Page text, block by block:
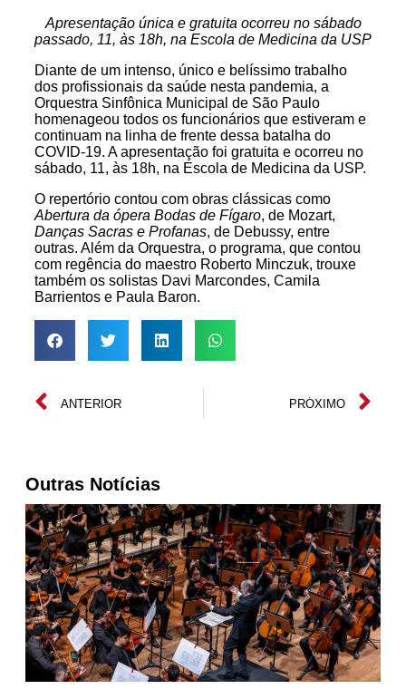
Apresentação única e gratuita ocorreu no sábado
passado, 11, às 18h, na Escola de Medicina da USP
Diante de um intenso, único e belíssimo trabalho
dos profissionais da saúde nesta pandemia, a
Orquestra Sinfônica Municipal de São Paulo
homenageou todos os funcionários que estiveram e
continuam na linha de frente dessa batalha do
COVID-19. A apresentação foi gratuita e ocorreu no
sábado, 11, às 18h, na Escola de Medicina da USP.
O repertório contou com obras clássicas como
Abertura da ópera Bodas de Fígaro, de Mozart,
Danças Sacras e Profanas, de Debussy, entre
outras. Além da Orquestra, o programa, que contou
com regência do maestro Roberto Minczuk, trouxe
também os solistas Davi Marcondes, Camila
Barrientos e Paula Baron.
ANTERIOR PRÓXIMO
Outras Notícias